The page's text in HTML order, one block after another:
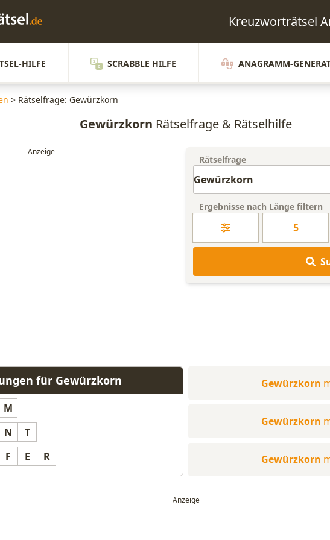
Kreuzworträtsel
HILFE SCRABBLE HILFE ANAGRAMM-
> Rätselfrage: Gewürzkorn
Gewürzkorn Rätselfrage & Rätselhilfe
Rätselfrage
Ergebnisse nach Länge filtern
5
für Gewürzkorn
M
N T
F E R
Gewürzkorn
Gewürzkorn
Gewürzkorn